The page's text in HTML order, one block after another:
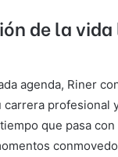
de la
agenda, Riner
profesional
que pasa con